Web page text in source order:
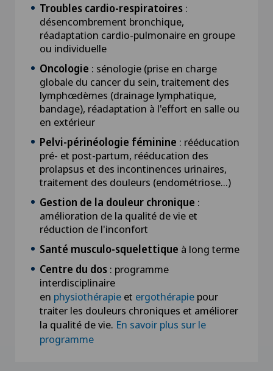
Troubles cardio-respiratoires :
désencombrement bronchique,
réadaptation cardio-pulmonaire en groupe
ou individuelle
Oncologie : sénologie (prise en charge
globale du cancer du sein, traitement des
lymphœdèmes (drainage lymphatique,
bandage), réadaptation à l'effort en salle ou
en extérieur
Pelvi-périnéologie féminine : rééducation
pré- et post-partum, rééducation des
prolapsus et des incontinences urinaires,
traitement des douleurs (endométriose...)
Gestion de la douleur chronique :
amélioration de la qualité de vie et
réduction de l'inconfort
Santé musculo-squelettique à long terme
Centre du dos : programme
interdisciplinaire
en physiothérapie et ergothérapie pour
traiter les douleurs chroniques et améliorer
la qualité de vie. En savoir plus sur le
programme